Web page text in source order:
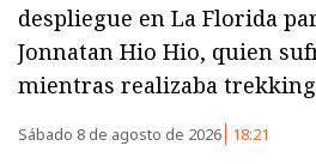
despliegue en La Florida
Jonnatan Hio Hio, quien
mientras realizaba
Sábado 8 de agosto de 2026 18:21